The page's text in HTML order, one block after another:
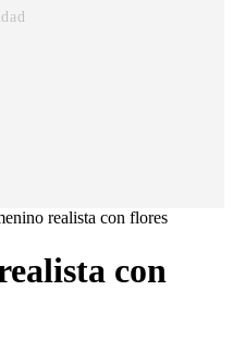
realista con flores
con